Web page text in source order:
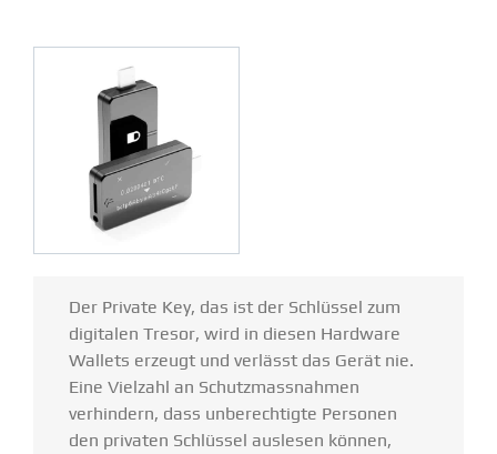
Der Private Key, das ist der Schlüssel zum
digitalen Tresor, wird in diesen Hardware
Wallets erzeugt und verlässt das Gerät nie.
Eine Vielzahl an Schutz­mass­nahmen
verhindern, dass unberech­tigte Personen
den privaten Schlüssel auslesen können,